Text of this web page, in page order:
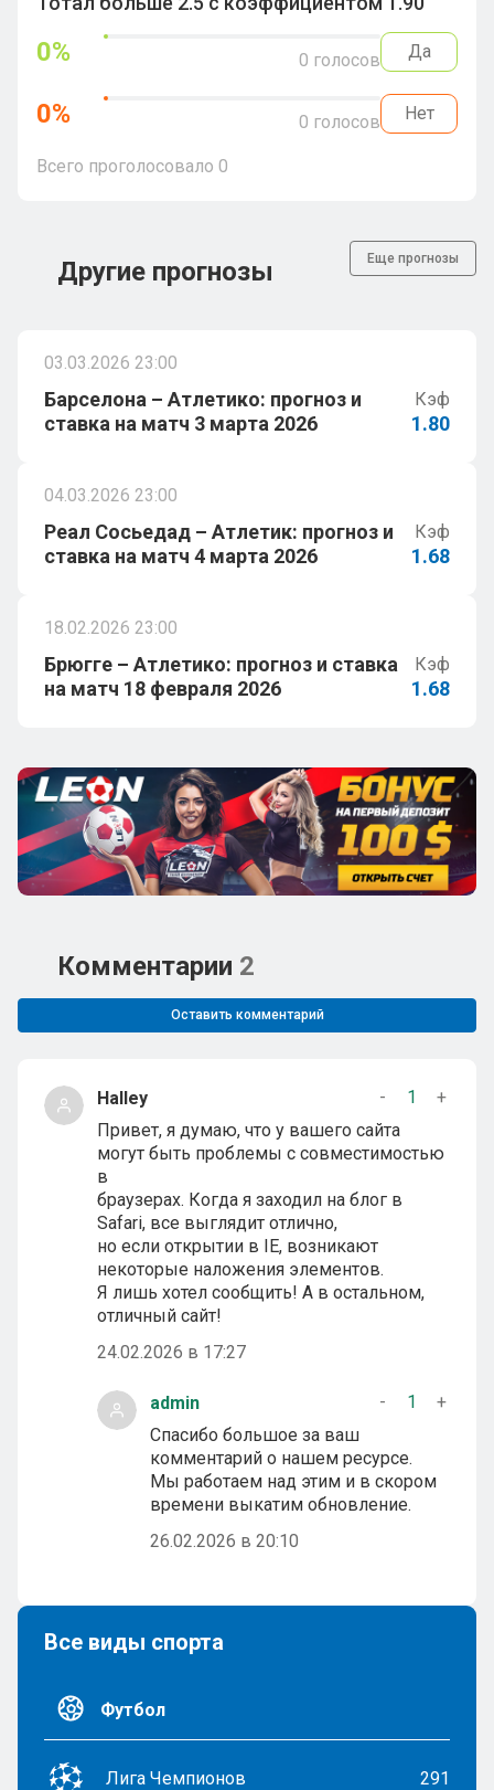
0% 0 голосов Да
0% 0 голосов Нет
Всего проголосовало 0
Другие прогнозы Еще прогнозы
03.03.2026 23:00
Барселона – Атлетико: прогноз и
ставка на матч 3 марта 2026
Кэф
1.80
04.03.2026 23:00
Реал Сосьедад – Атлетик: прогноз и
ставка на матч 4 марта 2026
Кэф
1.68
18.02.2026 23:00
Брюгге – Атлетико: прогноз и ставка
на матч 18 февраля 2026
Кэф
1.68
Комментарии 2
Оставить комментарий
Halley - 1
+
Привет, я думаю, что у вашего сайта
могут быть проблемы с совместимостью
в
браузерах. Когда я заходил на блог в
Safari, все выглядит отлично,
но если открытии в IE, возникают
некоторые наложения элементов.
Я лишь хотел сообщить! А в остальном,
отличный сайт!
24.02.2026 в 17:27
admin - 1
+
Спасибо большое за ваш
комментарий о нашем ресурсе.
Мы работаем над этим и в скором
времени выкатим обновление.
26.02.2026 в 20:10
Все виды спорта
Футбол
Лига Чемпионов 291